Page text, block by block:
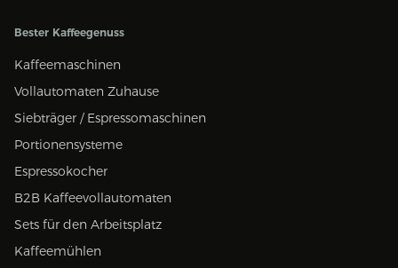
Bester Kaffeegenuss
Kaffeemaschinen
Vollautomaten Zuhause
Siebträger / Espressomaschinen
Portionensysteme
Espressokocher
B2B Kaffeevollautomaten
Sets für den Arbeitsplatz
Kaffeemühlen